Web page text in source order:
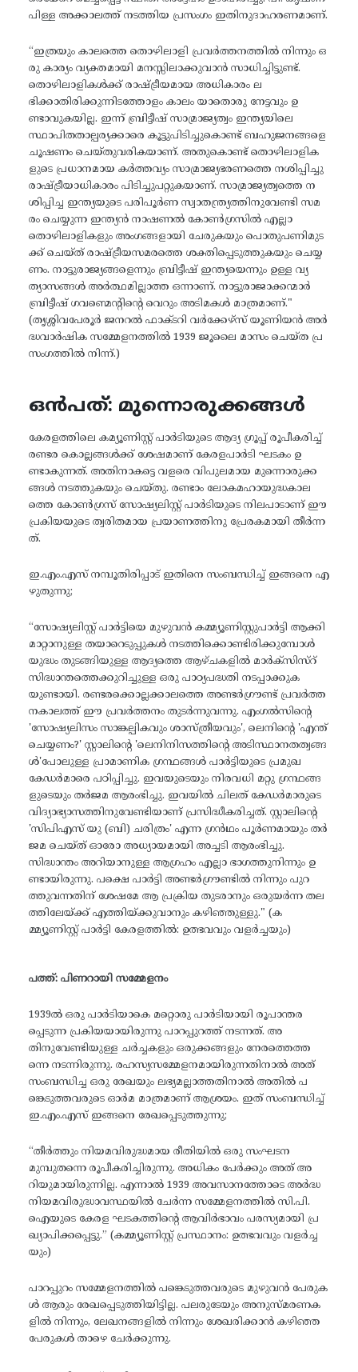
പിള്ള അക്കാലത്ത് നടത്തിയ പ്രസംഗം ഇതിനുദാഹരണമാണ്.
“ഇത്രയും കാലത്തെ തൊഴിലാളി പ്രവർത്തനത്തിൽ നിന്നും ഒ
രു കാര്യം വ്യക്തമായി മനസ്സിലാക്കുവാൻ സാധിച്ചിട്ടുണ്ട്.
തൊഴിലാളികൾക്ക് രാഷ്ട്രീയമായ അധികാരം ല
ഭിക്കാതിരിക്കുന്നിടത്തോളം കാലം യാതൊരു നേട്ടവും ഉ
ണ്ടാവുകയില്ല. ഇന്ന് ബ്രിട്ടീഷ് സാമ്രാജ്യത്വം ഇന്ത്യയിലെ
സ്ഥാപിതതാല്പര്യക്കാരെ കൂട്ടുപിടിച്ചുകൊണ്ട് ബഹുജനങ്ങളെ
ചൂഷണം ചെയ്തുവരികയാണ്. അതുകൊണ്ട് തൊഴിലാളിക
ളുടെ പ്രധാനമായ കർത്തവ്യം സാമ്രാജ്യഭരണത്തെ നശിപ്പിച്ചു
രാഷ്ട്രീയാധികാരം പിടിച്ചുപറ്റുകയാണ്. സാമ്രാജ്യത്വത്തെ ന
ശിപ്പിച്ച ഇന്ത്യയുടെ പരിപൂർണ സ്വാതന്ത്ര്യത്തിനുവേണ്ടി സമ
രം ചെയ്യുന്ന ഇന്ത്യൻ നാഷണൽ കോൺഗ്രസിൽ എല്ലാ
തൊഴിലാളികളും അംഗങ്ങളായി ചേരുകയും പൊതുപണിമുട
ക്ക് ചെയ്ത് രാഷ്ട്രീയസമരത്തെ ശക്തിപ്പെടുത്തുകയും ചെയ്യ
ണം. നാട്ടുരാജ്യങ്ങളെന്നും ബ്രിട്ടീഷ് ഇന്ത്യയെന്നും ഉള്ള വ്യ
ത്യാസങ്ങൾ അർത്ഥമില്ലാത്ത ഒന്നാണ്. നാട്ടുരാജാക്കന്മാർ
ബ്രിട്ടീഷ് ഗവണ്മെന്റിന്റെ വെറും അടിമകൾ മാത്രമാണ്."
(തൃശ്ശിവപേരൂർ ജനറൽ ഫാക്ടറി വർക്കേഴ്സ് യൂണിയൻ അർ
ദ്ധവാർഷിക സമ്മേളനത്തിൽ 1939 ജൂലൈ മാസം ചെയ്ത പ്ര
സംഗത്തിൽ നിന്ന്.)
ഒൻപത്: മുന്നൊരുക്കങ്ങൾ
കേരളത്തിലെ കമ്യൂണിസ്റ്റ് പാർടിയുടെ ആദ്യ ഗ്രൂപ്പ് രൂപീകരിച്ച്
രണ്ടര കൊല്ലങ്ങൾക്ക് ശേഷമാണ് കേരളപാർടി ഘടകം ഉ
ണ്ടാകുന്നത്. അതിനാകട്ടെ വളരെ വിപുലമായ മുന്നൊരുക്ക
ങ്ങൾ നടത്തുകയും ചെയ്തു. രണ്ടാം ലോകമഹായുദ്ധകാല
ത്തെ കോൺഗ്രസ് സോഷ്യലിസ്റ്റ് പാർടിയുടെ നിലപാടാണ് ഈ
പ്രകിയയുടെ ത്വരിതമായ പ്രയാണത്തിനു പ്രേരകമായി തീർന്ന
ത്.
ഇ.എം.എസ് നമ്പൂതിരിപ്പാട് ഇതിനെ സംബന്ധിച്ച് ഇങ്ങനെ എ
ഴുതുന്നു;
“സോഷ്യലിസ്റ്റ് പാർട്ടിയെ മുഴുവൻ കമ്മ്യൂണിസ്റ്റുപാർട്ടി ആക്കി
മാറ്റാനുള്ള തയാറെടുപ്പുകൾ നടത്തിക്കൊണ്ടിരിക്കുമ്പോൾ
യുദ്ധം തുടങ്ങിയുള്ള ആദ്യത്തെ ആഴ്ചകളിൽ മാർക്സിസ്റ്
സിദ്ധാന്തത്തെക്കുറിച്ചുള്ള ഒരു പാഠ്യപദ്ധതി നടപ്പാക്കുക
യുണ്ടായി. രണ്ടരക്കൊല്ലക്കാലത്തെ അണ്ടർഗ്രൗണ്ട് പ്രവർത്ത
നകാലത്ത് ഈ പ്രവർത്തനം തുടർന്നുവന്നു. എംഗൽസിന്റെ
'സോഷ്യലിസം സാങ്കല്പികവും ശാസ്ത്രീയവും', ലെനിന്റെ 'എന്ത്
ചെയ്യണം?' സ്റ്റാലിന്റെ 'ലെനിനിസത്തിന്റെ അടിസ്ഥാനതത്വങ്ങ
ൾ'പോലുള്ള പ്രാമാണിക ഗ്രന്ഥങ്ങൾ പാർട്ടിയുടെ പ്രമുഖ
കേഡർമാരെ പഠിപ്പിച്ചു. ഇവയുടെയും നിരവധി മറ്റു ഗ്രന്ഥങ്ങ
ളുടെയും തർജമ ആരംഭിച്ചു. ഇവയിൽ ചിലത് കേഡർമാരുടെ
വിദ്യാഭ്യാസത്തിനുവേണ്ടിയാണ് പ്രസിദ്ധീകരിച്ചത്. സ്റ്റാലിന്റെ
'സിപിഎസ് യു (ബി) ചരിത്രം' എന്ന ഗ്രൻഥം പൂർണമായും തർ
ജമ ചെയ്ത് ഓരോ അധ്യായമായി അച്ചടി ആരംഭിച്ചു.
സിദ്ധാന്തം അറിയാനുള്ള ആഗ്രഹം എല്ലാ ഭാഗത്തുനിന്നും ഉ
ണ്ടായിരുന്നു. പക്ഷെ പാർട്ടി അണ്ടർഗ്രൗണ്ടിൽ നിന്നും പുറ
ത്തുവന്നതിന് ശേഷമേ ആ പ്രക്രിയ തുടരാനും ഒരുയർന്ന തല
ത്തിലേയ്ക്ക് എത്തിയ്ക്കുവാനും കഴിഞ്ഞുള്ളു." (ക
മ്മ്യൂണിസ്റ്റ് പാർട്ടി കേരളത്തിൽ: ഉത്ഭവവും വളർച്ചയും)
പത്ത്: പിണറായി സമ്മേളനം
1939ൽ ഒരു പാർടിയാകെ മറ്റൊരു പാർടിയായി രൂപാന്തര
പ്പെടുന്ന പ്രകിയയായിരുന്നു പാറപ്പുറത്ത് നടന്നത്. അ
തിനുവേണ്ടിയുള്ള ചർച്ചകളും ഒരുക്കങ്ങളും നേരത്തെത്ത
ന്നെ നടന്നിരുന്നു. രഹസ്യസമ്മേളനമായിരുന്നതിനാൽ അത്
സംബന്ധിച്ച ഒരു രേഖയും ലഭ്യമല്ലാത്തതിനാൽ അതിൽ പ
ങ്കെടുത്തവരുടെ ഓര്‍മ മാത്രമാണ് ആശ്രയം. ഇത് സംബന്ധിച്ച്
ഇ.എം.എസ് ഇങ്ങനെ രേഖപ്പെടുത്തുന്നു;
“തീര്‍ത്തും നിയമവിരുദ്ധമായ രീതിയിൽ ഒരു സംഘടന
മുമ്പുതന്നെ രൂപീകരിച്ചിരുന്നു. അധികം പേർക്കും അത് അ
റിയുമായിരുന്നില്ല. എന്നാൽ 1939 അവസാനത്തോടെ അർദ്ധ
നിയമവിരുദ്ധാവസ്ഥയിൽ ചേര്‍ന്ന സമ്മേളനത്തിൽ സി.പി.
ഐയുടെ കേരള ഘടകത്തിന്റെ ആവിർഭാവം പരസ്യമായി പ്ര
ഖ്യാപിക്കപ്പെട്ടു.” (കമ്മ്യൂണിസ്റ്റ് പ്രസ്ഥാനം: ഉത്ഭവവും വളർച്ച
യും)
പാറപ്പുറം സമ്മേളനത്തിൽ പങ്കെടുത്തവരുടെ മുഴുവൻ പേരുക
ൾ ആരും രേഖപ്പെടുത്തിയിട്ടില്ല. പലരുടേയും അനുസ്മരണക
ളിൽ നിന്നും, ലേഖനങ്ങളിൽ നിന്നും ശേഖരിക്കാൻ കഴിഞ്ഞ
പേരുകൾ താഴെ ചേർക്കുന്നു.